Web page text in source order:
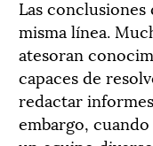
Las conclusiones
misma línea.
atesoran
capaces de
redactar
embargo,